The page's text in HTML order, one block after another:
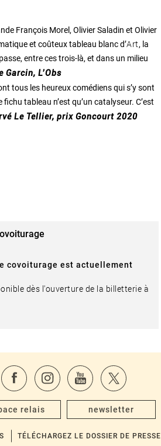
François Morel, Olivier Saladin et Olivier
et coûteux tableau blanc d’Art, la
entre ces trois-là, et dans un milieu
Garcin, L’Obs
tous les heureux comédiens qui s’y sont
tableau n’est qu’un catalyseur. C’est
Le Tellier, prix Goncourt 2020
covoiturage est actuellement
dès l'ouverture de la billetterie à
relais newsletter
TÉLÉCHARGEZ LE DOSSIER DE PRESSE